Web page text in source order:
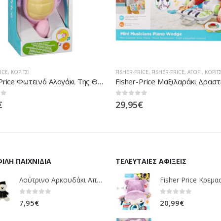
, FISHER-PRICE
Fisher-Price Μαξιλαράκι Δραστηριοτήτων Με Φορητό Πιανάκι GJD27
FISHER-PRICE, FISHER-PRICE, ΑΓΌΡΙ,
0out of 5
24,95€
ΠΑΙΧΝΊΔΙΑ
Λούτρινο Αρκουδάκι Αποφοίτηση Σε 1 ΧΡΩΜΑ (ΛΕΥΚΟ)25Εκ 1850
7,95€
ΤΕΛΕΥΤΑΊΕΣ ΑΦΊΞΕΙΣ
20,99€